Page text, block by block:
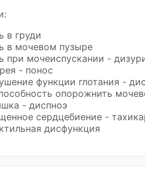
в груди
в мочевом пузыре
при мочеиспускании -
- понос
функции глотания -
опорожнить
- диспноэ
сердцебиение -
дисфункция